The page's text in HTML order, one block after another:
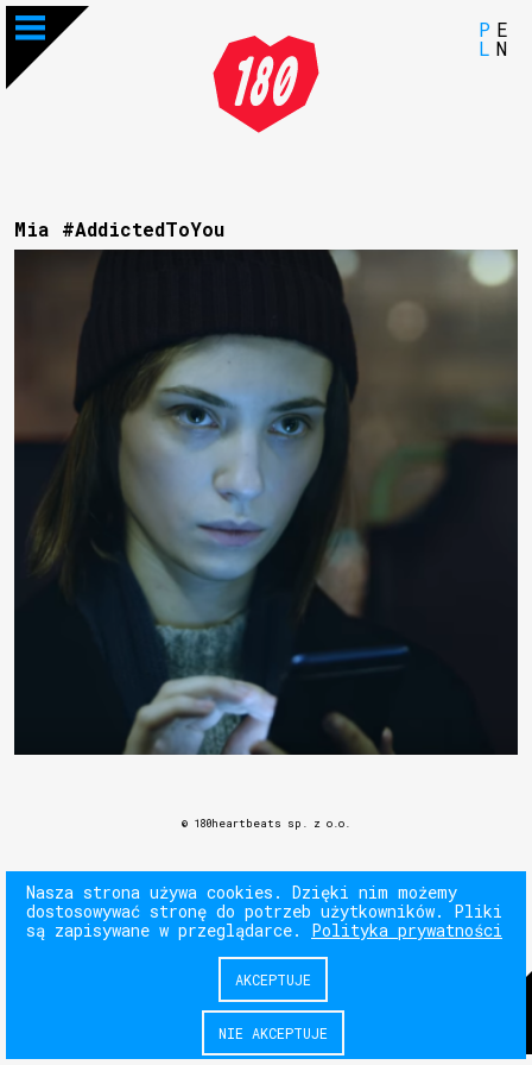
P
L
E
N
Mia #AddictedToYou
Nasza strona używa cookies. Dzięki nim możemy
dostosowywać stronę do potrzeb użytkowników. Pliki
są zapisywane w przeglądarce. Polityka prywatności
NIE AKCEPTUJE
AKCEPTUJE
© 180heartbeats sp. z o.o.